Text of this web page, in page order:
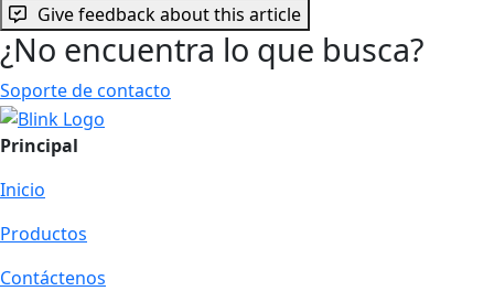
Give feedback about this article
¿No encuentra lo que busca?
Soporte de contacto
Principal
Inicio
Productos
Contáctenos